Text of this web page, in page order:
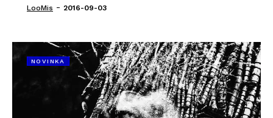
LooMis - 2016-09-03
NOVINKA